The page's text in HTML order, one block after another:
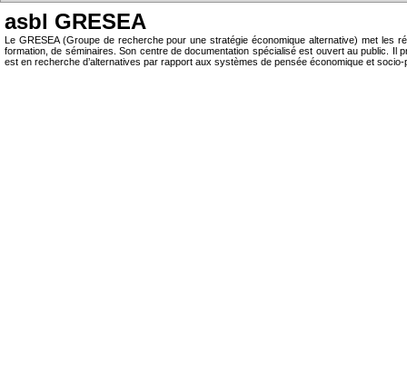
asbl GRESEA
Le GRESEA (Groupe de recherche pour une stratégie économique alternative) met les
formation, de séminaires. Son centre de documentation spécialisé est ouvert au public.
est en recherche d’alternatives par rapport aux systèmes de pensée économique et socio-